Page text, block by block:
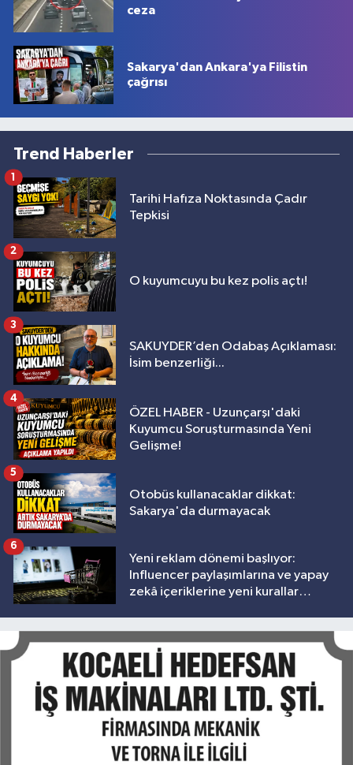
ceza
Sakarya'dan Ankara'ya Filistin
çağrısı
Trend Haberler
Tarihi Hafıza Noktasında Çadır
Tepkisi
1
O kuyumcuyu bu kez polis açtı!
2
SAKUYDER’den Odabaş Açıklaması:
İsim benzerliği...
3
ÖZEL HABER - Uzunçarşı'daki
Kuyumcu Soruşturmasında Yeni
Gelişme!
4
Otobüs kullanacaklar dikkat:
Sakarya'da durmayacak
5
Yeni reklam dönemi başlıyor:
Influencer paylaşımlarına ve yapay
zekâ içeriklerine yeni kurallar
6